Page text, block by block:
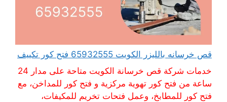
قص خرسانه بالليزر الكويت 65932555 فتح كور تكييف
خدمات شركة قص خرسانة الكويت متاحة على مدار 24
ساعة من فتح كور تهوية مركزية و فتح كور للمداخن، مع
فتح كور للمطابخ، وعمل فتحات تخريم للمكيفات،